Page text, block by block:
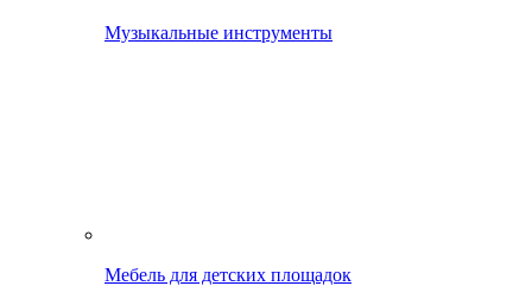
Музыкальные инструменты
Мебель для детских площадок